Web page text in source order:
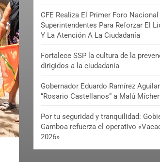
CFE Realiza El Primer Foro Nacional
Superintendentes Para Reforzar El
Y La Atención A La Ciudadanía
Fortalece SSP la cultura de la
dirigidos a la ciudadanía
Gobernador Eduardo Ramírez
“Rosario Castellanos” a Malú Mícher
Por tu seguridad y tranquilidad:
Gamboa refuerza el operativo
2026»